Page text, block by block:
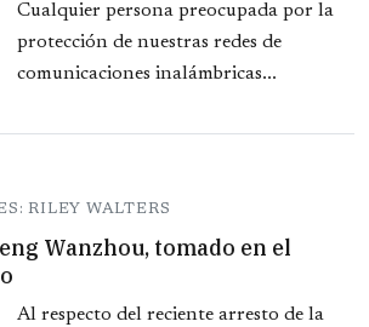
Cualquier persona preocupada por la
protección de nuestras redes de
comunicaciones inalámbricas...
RILEY WALTERS
Wanzhou, tomado en el
Al respecto del reciente arresto de la